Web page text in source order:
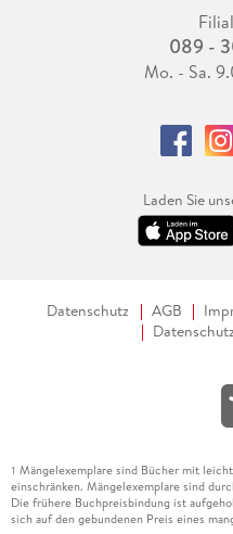
089 -
Mo. - Sa.
Laden Sie
Datenschutz AGB
1 Mängelexemplare sind Bücher mit
einschränken. Mängelexemplare sind
Die frühere Buchpreisbindung ist
sich auf den gebundenen Preis eines